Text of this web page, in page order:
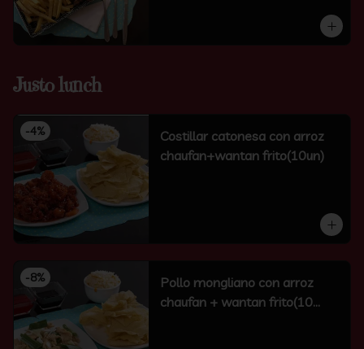
Justo lunch
-4%
Costillar catonesa con arroz
chaufan+wantan frito(10un)
-8%
Pollo mongliano con arroz
chaufan + wantan frito(10